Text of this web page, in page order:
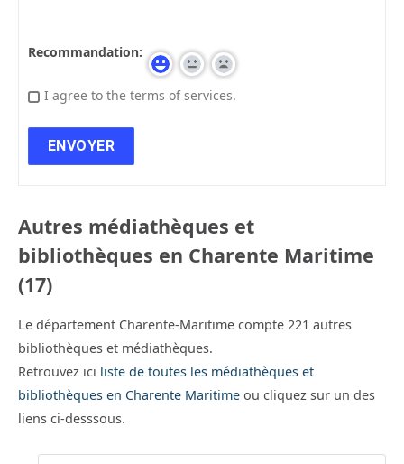
Recommandation:
I agree to the terms of services.
Autres médiathèques et
bibliothèques en Charente Maritime
(17)
Le département Charente-Maritime compte 221 autres
bibliothèques et médiathèques.
Retrouvez ici liste de toutes les médiathèques et
bibliothèques en Charente Maritime ou cliquez sur un des
liens ci-desssous.